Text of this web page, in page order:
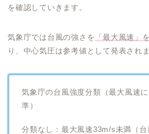
を確認していきます。
気象庁では台風の強さを 「最大風速」
り、中心気圧は参考値として発表されま
気象庁の台風強度分類（最大風速
準）
分類なし：最大風速33m/s未満（台